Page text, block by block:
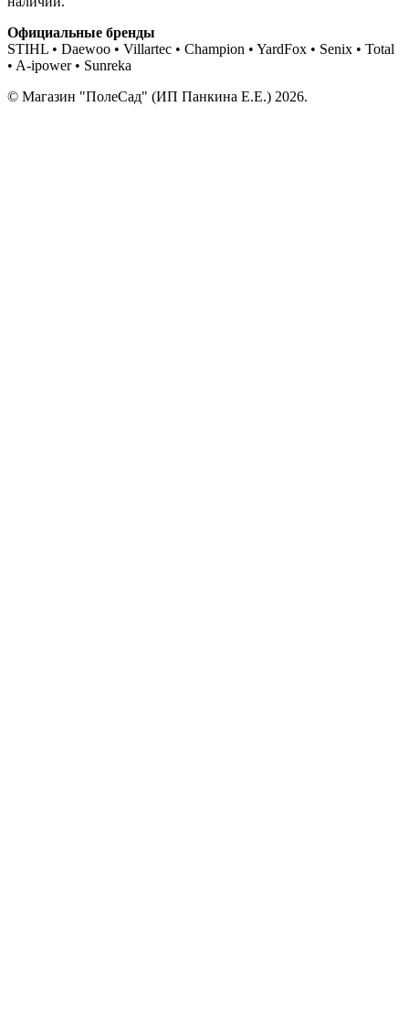
Официальные бренды
STIHL • Daewoo • Villartec • Champion • YardFox • Senix • Total
• A-ipower • Sunreka
© Магазин "ПолеСад" (ИП Панкина Е.Е.) 2026.